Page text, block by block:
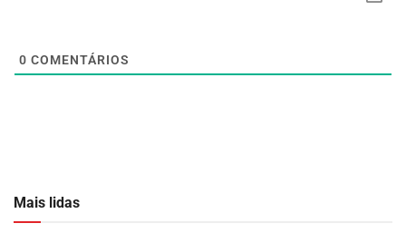
0 COMENTÁRIOS
Mais lidas